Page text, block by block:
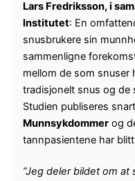
Lars Fredriksson, i
Institutet: En
snusbrukere sin
sammenligne
mellom de som snuser
tradisjonelt snus og de
Studien publiseres
Munnsykdommerog
tannpasientene har
”Jeg deler bildet om